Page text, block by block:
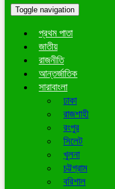
Toggle navigation
প্রথম পাতা
জাতীয়
রাজনীতি
আন্তর্জাতিক
সারাবাংলা
ঢাকা
রাজশাহী
রংপুর
সিলেট
খুলনা
চট্টগ্রাম
বরিশাল